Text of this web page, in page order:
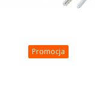
Promocja